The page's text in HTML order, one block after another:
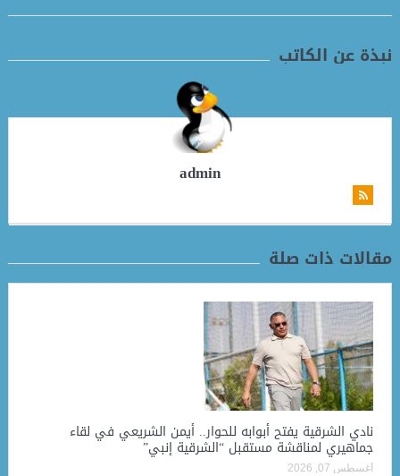
نبذة عن الكاتب
admin
مقالات ذات صلة
نادي الشرقية يفتح أبوابه للحوار.. أيمن الشريعي في لقاء
جماهيري لمناقشة مستقبل “الشرقية إنبي”
أغسطس 07, 2026